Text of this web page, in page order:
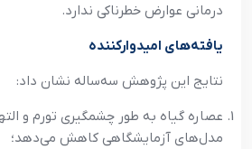
درمانی عوارض خطرناکی ندارد.
یافته‌های امیدوارکننده
نتایج این پژوهش سه‌ساله نشان داد:
عصاره گیاه به طور چشمگیری تورم و
مدل‌های آزمایشگاهی کاهش می‌دهد؛